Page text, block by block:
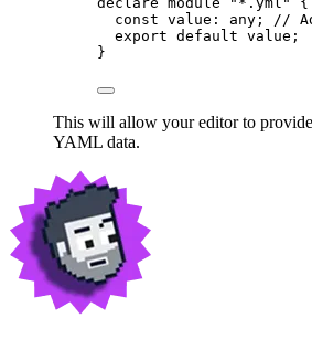
const value : any ;
//
export default value;
}
This will allow your editor to
YAML data.